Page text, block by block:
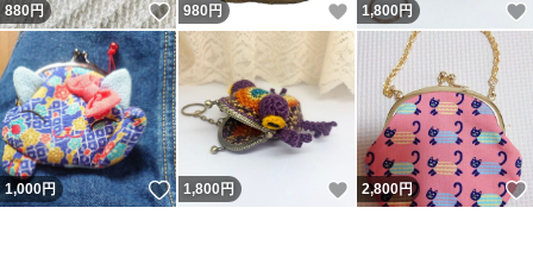
880円 いいね！
980 円 いいね！
1,800円
1,000円 いいね！
1,800 円 いいね！
2,800円